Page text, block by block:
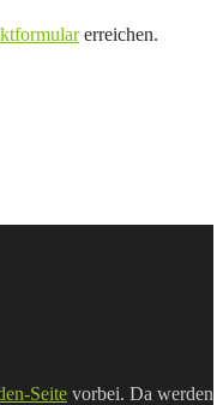
erreichen.
Seite vorbei. Da werden